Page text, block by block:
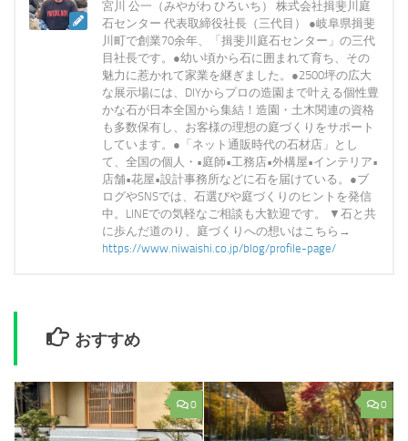
宮川 公一（みやがわ ひろいち） 株式会社揖斐川庭
石センター 代表取締役社長（三代目） ●岐阜県揖斐
川町で創業70余年、「揖斐川庭石センター」の三代
目社長です。●幼い頃から石に囲まれて育ち、その
魅力に惹かれて家業を継ぎました。●2500坪の広大
な展示場には、DIYからプロの造園まで叶える個性豊
かな石が日本全国から集結！造園・土木関連の資格
も多数保有し、お客様の理想の庭づくりをサポート
しています。●「ネット通販時代の石材店」とし
て、全国の個人・•庭師•工務店•外構屋•インテリア•
店舗•花屋•設計事務所などに石を届けている。●ブ
ログやSNSでは、石選びや庭づくりのヒントを発信
中。LINEでの気軽なご相談も大歓迎です。 ▼石と共
に歩んだ道のり、庭づくりへの想いはこちら→
https://www.niwaishi.co.jp/blog/profile-page/
おすすめ
0 0